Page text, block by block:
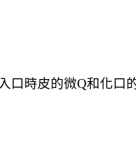
口時皮的微Q和化口